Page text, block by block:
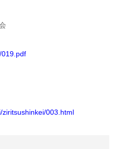
019.pdf
ziritsushinkei/003.html